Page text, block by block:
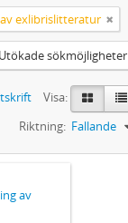
av exlibrislitteratur
Utökade sökmöjligheter
Visa:
Riktning: Fallande
av